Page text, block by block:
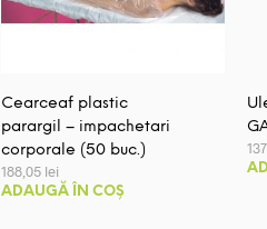
Cearceaf plastic
parargil – impachetari
corporale (50 buc.)
188,05 lei
ADAUGĂ ÎN COȘ